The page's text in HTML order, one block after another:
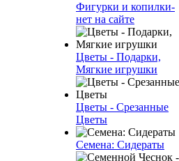
Фигурки и копилки-
нет на сайте
Цветы - Подарки,
Мягкие игрушки
Цветы - Срезанные
Цветы
Семена: Сидераты